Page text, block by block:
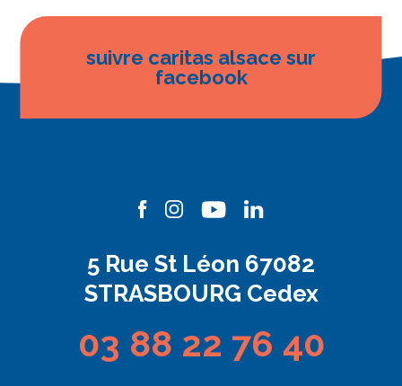
suivre caritas alsace sur
facebook
5 Rue St Léon 67082
STRASBOURG Cedex
03 88 22 76 40